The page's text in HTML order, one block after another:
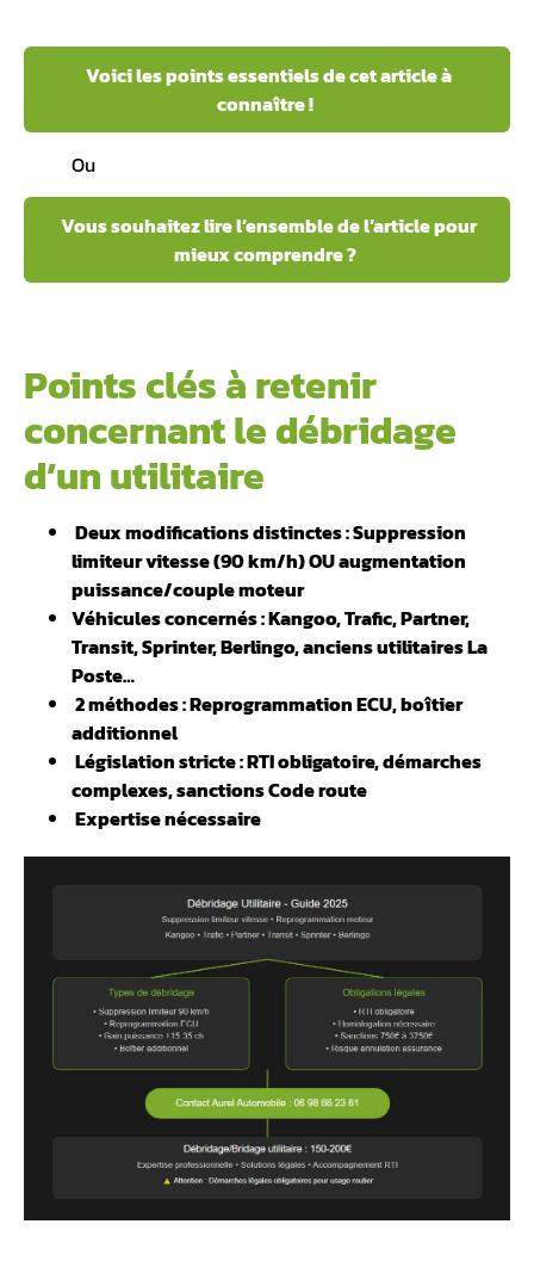
Voici les points essentiels de cet article à
connaître !
Ou
Vous souhaitez lire l’ensemble de l’article pour
mieux comprendre ?
Points clés à retenir
concernant le débridage
d’un utilitaire
️ Deux modifications distinctes : Suppression
limiteur vitesse (90 km/h) OU augmentation
puissance/couple moteur
Véhicules concernés : Kangoo, Trafic, Partner,
Transit, Sprinter, Berlingo, anciens utilitaires La
Poste…
️ 2 méthodes : Reprogrammation ECU, boîtier
additionnel
️ Législation stricte : RTI obligatoire, démarches
complexes, sanctions Code route
️ Expertise nécessaire